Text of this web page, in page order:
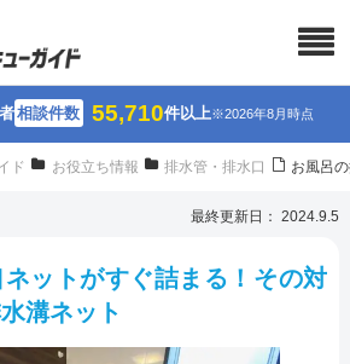
相談件数 55,710件以上※2026年8月時点
ド お役立ち情報 排水管・排水口 お風呂
最終更新日： 2024.9.5
ットがすぐ詰まる！その対
溝ネット